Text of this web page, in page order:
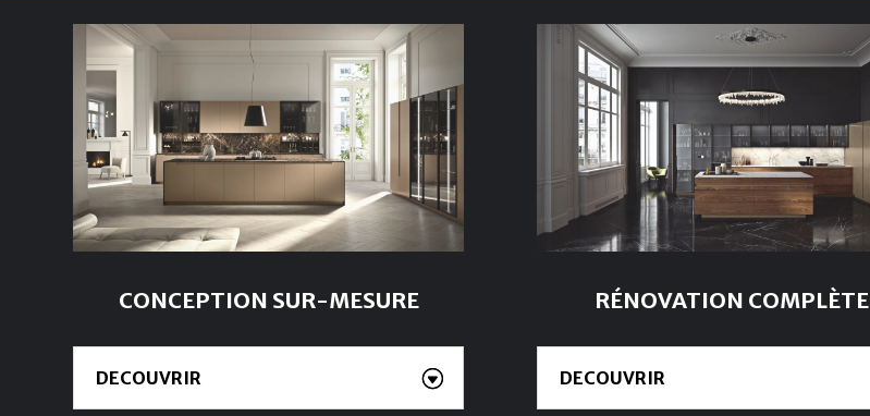
CONCEPTION SUR-MESURE
DECOUVRIR
RÉNOVATION COMPLÈTE
DECOUVRIR